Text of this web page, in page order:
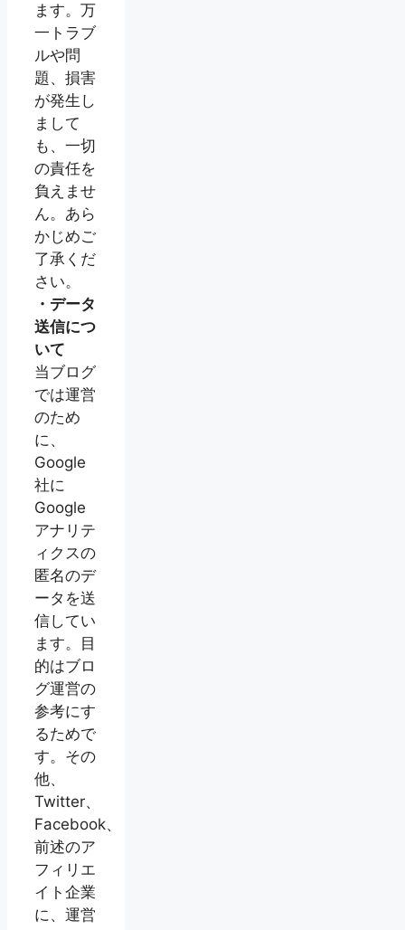
ます。万
一トラブ
ルや問
題、損害
が発生し
まして
も、一切
の責任を
負えませ
ん。あら
かじめご
了承くだ
さい。
・データ
送信につ
いて
当ブログ
では運営
のため
に、
Google
社に
Google
アナリテ
ィクスの
匿名のデ
ータを送
信してい
ます。目
的はブロ
グ運営の
参考にす
るためで
す。その
他、
Twitter、
Facebook、
前述のア
フィリエ
イト企業
に、運営